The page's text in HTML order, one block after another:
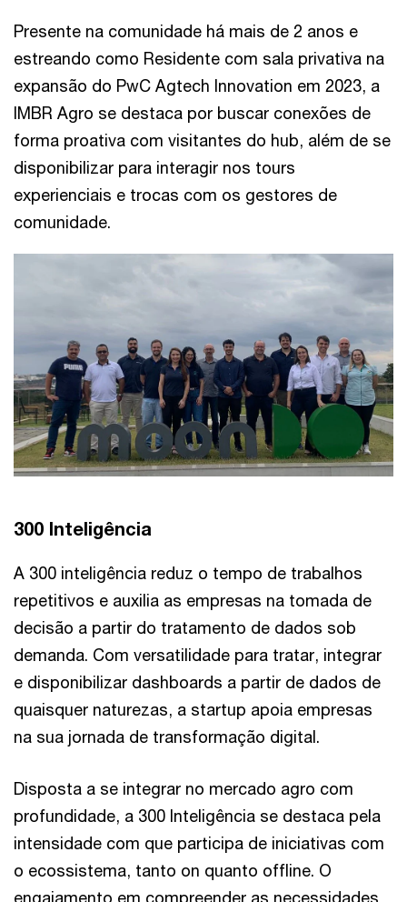
Presente na comunidade há mais de 2 anos e
estreando como Residente com sala privativa na
expansão do PwC Agtech Innovation em 2023, a
IMBR Agro se destaca por buscar conexões de
forma proativa com visitantes do hub, além de se
disponibilizar para interagir nos tours
experienciais e trocas com os gestores de
comunidade.
300 Inteligência
A 300 inteligência reduz o tempo de trabalhos
repetitivos e auxilia as empresas na tomada de
decisão a partir do tratamento de dados sob
demanda. Com versatilidade para tratar, integrar
e disponibilizar dashboards a partir de dados de
quaisquer naturezas, a startup apoia empresas
na sua jornada de transformação digital.
Disposta a se integrar no mercado agro com
profundidade, a 300 Inteligência se destaca pela
intensidade com que participa de iniciativas com
o ecossistema, tanto on quanto offline. O
engajamento em compreender as necessidades